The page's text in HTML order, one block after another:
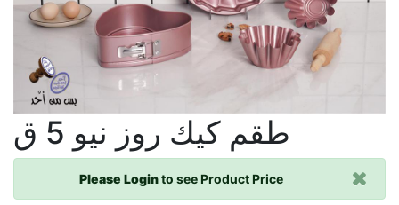
طقم كيك روز نيو 5 ق
Please Loginto see Product Price